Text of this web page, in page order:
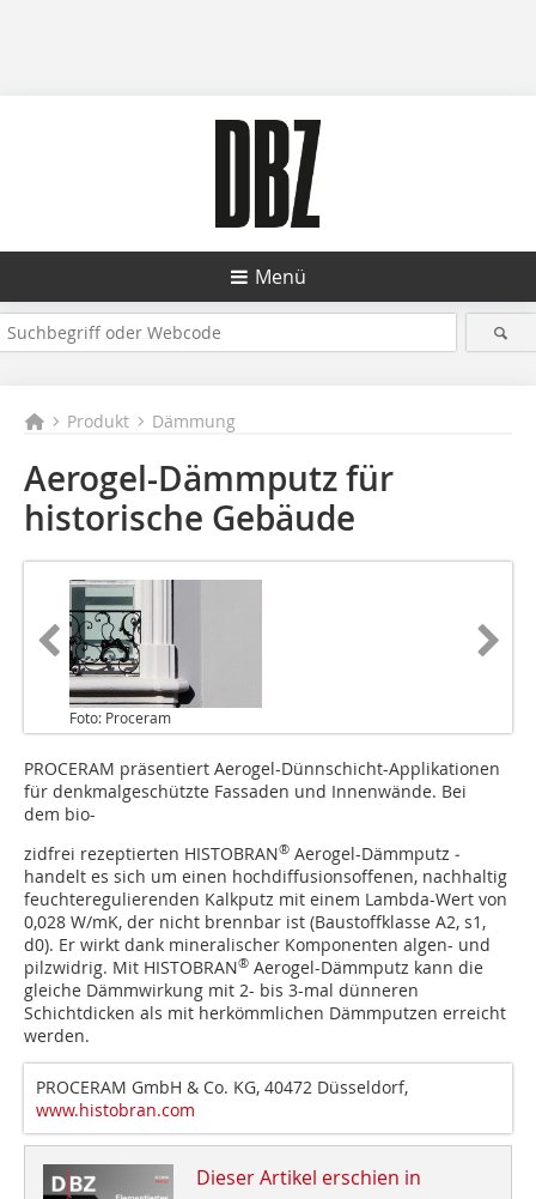
Menü
Produkt Dämmung
Aerogel-Dämmputz für
historische Gebäude
Foto: Proceram
PROCERAM präsentiert Aerogel-Dünnschicht-Applikationen
für denkmalgeschützte Fassaden und Innenwände. Bei
dem ­bio-­
zidfrei rezeptierten HISTOBRAN® Aerogel-Dämmputz ­
handelt es sich um ­einen hochdiffusions­offenen, nachhaltig
feuchtere­gulierenden Kalkputz mit einem Lambda-Wert von
0,028 W/mK, der nicht brennbar ist (Bau­stoffklasse A2, s1,
d0). Er wirkt dank mineralischer Komponenten ­algen- und
pilzwidrig. Mit ­HISTOBRAN® ­Aerogel-Dämmputz kann die
gleiche Dämmwirkung mit ­­2- bis 3-mal dünneren
Schichtdicken als mit herkömmlichen Dämmputzen ­erreicht
werden.
PROCERAM GmbH & Co. KG, 40472 Düsseldorf,
www.histobran.com
Dieser Artikel erschien in